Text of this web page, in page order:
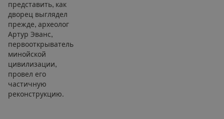
представить, как
дворец выглядел
прежде, археолог
Артур Эванс,
первооткрыватель
минойской
цивилизации,
провел его
частичную
реконструкцию.